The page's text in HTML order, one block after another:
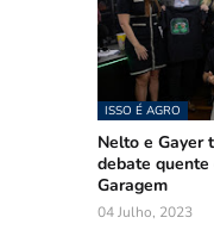
ISSO É AGRO
Nelto e Gayer
debate
Garagem
04 Julho, 2023